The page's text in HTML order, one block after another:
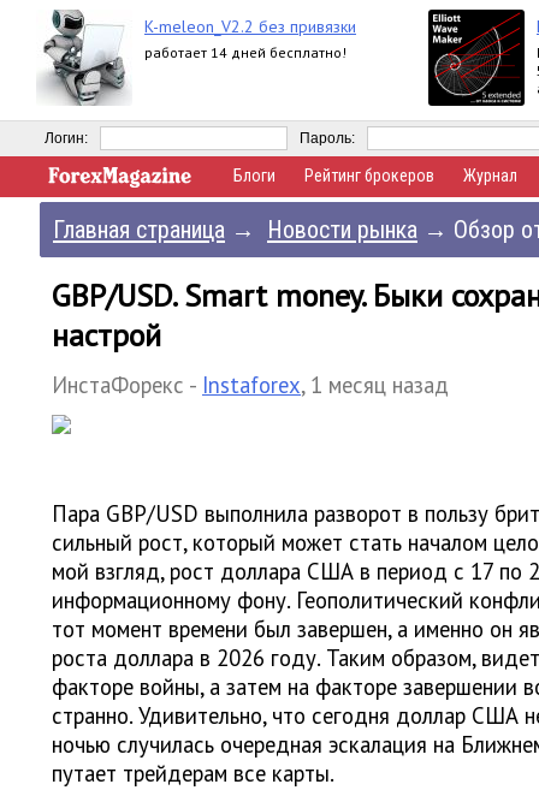
K-meleon_V2.2 без привязки
работает 14 дней бесплатно!
Логин: Пароль:
Блоги Рейтинг брокеров Журнал
Главная страница → Новости рынка → Обзор
GBP/USD. Smart money. Быки
настрой
ИнстаФорекс - Instaforex, 1 месяц назад
Пара GBP/USD выполнила разворот в пользу
сильный рост, который может стать началом
мой взгляд, рост доллара США в период с 17 по
информационному фону. Геополитический
тот момент времени был завершен, а именно он
роста доллара в 2026 году. Таким образом,
факторе войны, а затем на факторе завершении
странно. Удивительно, что сегодня доллар США
ночью случилась очередная эскалация на
путает трейдерам все карты.